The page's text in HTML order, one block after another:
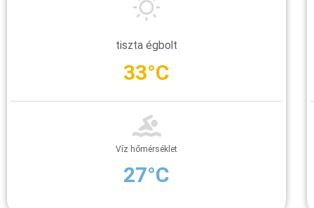
tiszta égbolt
33°C
Víz hőmérséklet
27°C